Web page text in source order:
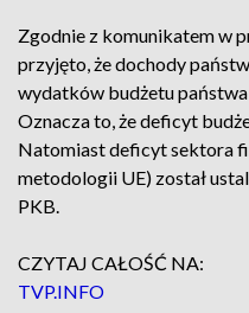
Zgodnie z komunikatem w
przyjęto, że dochody
wydatków budżetu państwa
Oznacza to, że deficyt
Natomiast deficyt sektora
metodologii UE) został
PKB.
CZYTAJ CAŁOŚĆ NA:
TVP.INFO